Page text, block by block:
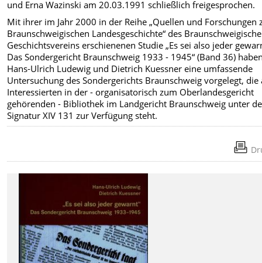
und Erna Wazinski am 20.03.1991 schließlich freigesprochen.
Mit ihrer im Jahr 2000 in der Reihe „Quellen und Forschungen
Braunschweigischen Landesgeschichte“ des
Geschichtsvereins erschienenen Studie „Es sei also jeder
Das Sondergericht Braunschweig 1933 - 1945“ (Band 36)
Hans-Ulrich Ludewig und Dietrich Kuessner eine umfassende
Untersuchung des Sondergerichts Braunschweig vorgelegt, die
Interessierten in der - organisatorisch zum Oberlandesgericht
gehörenden - Bibliothek im Landgericht Braunschweig unter
Signatur XIV 131 zur Verfügung steht.